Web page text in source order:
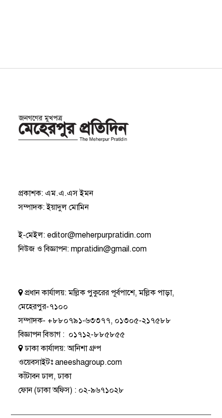
প্রকাশক: এম.এ.এস ইমন
সম্পাদক: ইয়াদুল মোমিন
ই-মেইল:editor@meherpurpratidin.com
নিউজ ও বিজ্ঞাপন:mpratidin@gmail.com
প্রধান কার্যালয়:মল্লিক পুকুরের পূর্বপাশে, মল্লিক পাড়া,
মেহেরপুর-৭১০০
সম্পাদক- +৮৮০৭৯১-৬৩৩৭৭, ০১৩০৫-২১৭৫৮৮
বিজ্ঞাপন বিভাগ: ০১৭১২-৮৮৫৮৫৫
ঢাকা কার্যালয়:আনিশা গ্রুপ
ওয়েবসাইটঃaneeshagroup.com
কাঁটাবন ঢাল, ঢাকা
ফোন(ঢাকা অফিস) : ০২-৯৬৭১০২৮